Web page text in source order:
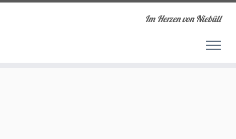
Im Herzen von Niebüll